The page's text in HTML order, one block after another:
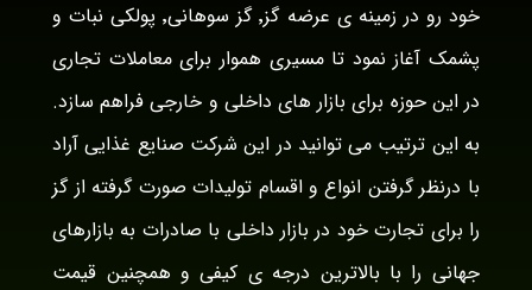
خود رو در زمینه ی عرضه گز٬ گز سوهانی٬ پولکی نبات و
پشمک آغاز نمود تا مسیری هموار برای معاملات تجاری
در این حوزه برای بازار های داخلی و خارجی فراهم سازد.
به این ترتیب می توانید در این شرکت صنایع غذایی آراد
با درنظر گرفتن انواع و اقسام تولیدات صورت گرفته از گز
را برای تجارت خود در بازار داخلی با صادرات به بازارهای
جهانی را با بالاترین درجه ی کیفی و همچنین قیمت